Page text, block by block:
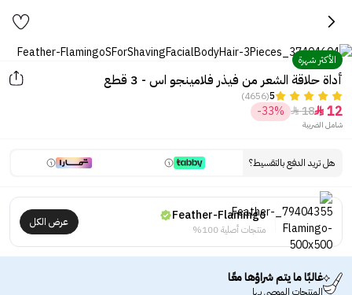
الأكثر شهرة
أداة حلاقة الشعر من فيذر فلامينجو اس - 3 قطع
5
(4656)
12

18

-33%
شامل الضريبة
هل تريد الدفع بالتقسيط؟
Feather-Flamingo
منتجات أصلية 100%
عرض الكل
غالبًا ما يتم شراؤها معًا
المنتجات الموصى بها